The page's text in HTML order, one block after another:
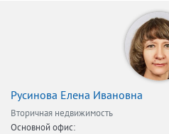
Русинова Елена Ивановна
Вторичная недвижимость
Основной офис: